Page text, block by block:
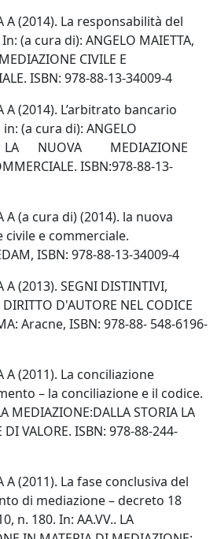
A (2014). La responsabilità del
(a cura di): ANGELO MAIETTA,
CIVILE E
ISBN: 978-88-13-34009-4
A (2014). L’arbitrato bancario
(a cura di): ANGELO
LA NUOVA
MEDIAZIONE
ISBN:978-88-13-
A (a cura di) (2014). la nuova
civile e commerciale.
ISBN: 978-88-13-34009-4
(2013). SEGNI DISTINTIVI,
DIRITTO D'AUTORE NEL CODICE
Aracne, ISBN: 978-88- 548-6196-
A (2011). La conciliazione
– la conciliazione e il codice.
MEDIAZIONE:DALLA STORIA LA
DI VALORE. ISBN: 978-88-244-
A (2011). La fase conclusiva del
di mediazione – decreto 18
n. 180. In: AA.VV.. LA